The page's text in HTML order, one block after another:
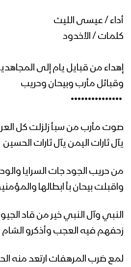
زامل نهاية العاصفة |
زامل رُبى جيزان | عيسى
زامل أبطال القطيف
زامل صعدة العز –
زامل مبادرة الرئيس
– 1441هـ
أداء / عيسى الليث
كلمات / الأخدود
إهداء من قبايل يام إلى
وقبائل مأرب وبيحان وحريب
‏ •••••••••••••••
صوت مأرب من سبأ زلزلت كل
يآل ثارات اليمن يآل ثارات الحسين
من حريب الجود جات السرايا
واقبلت بيحان بأ ابطالها
النبي وآل النبي خير من قاد
زحفهم فيه العجب وأذكرو الشام
لمع ضرب المرهفات ارتعد منه